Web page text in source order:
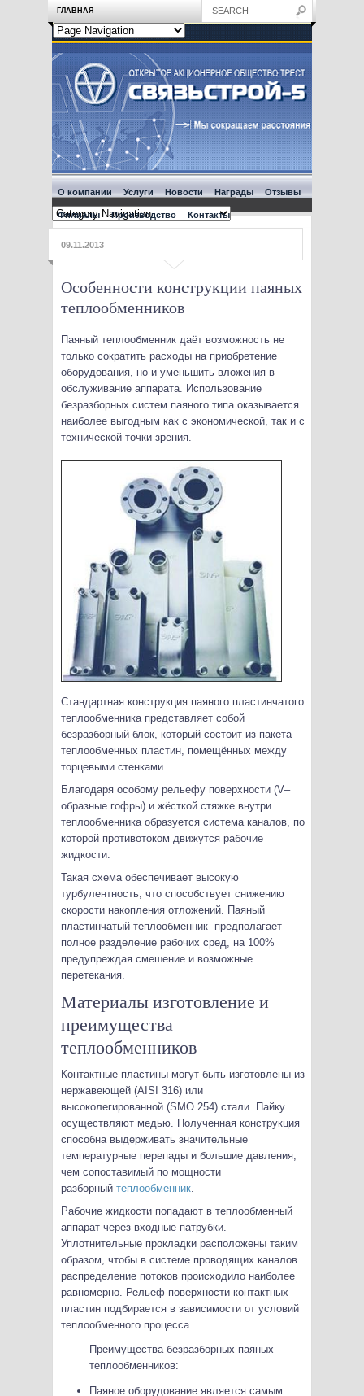
ГЛАВНАЯ
О компании Услуги Новости Награды Отзывы
Филиалы Производство Контакты
09.11.2013
Особенности конструкции паяных
теплообменников
Паяный теплообменник даёт возможность не
только сократить расходы на приобретение
оборудования, но и уменьшить вложения в
обслуживание аппарата. Использование
безразборных систем паяного типа оказывается
наиболее выгодным как с экономической, так и с
технической точки зрения.
Стандартная конструкция паяного пластинчатого
теплообменника представляет собой
безразборный блок, который состоит из пакета
теплообменных пластин, помещённых между
торцевыми стенками.
Благодаря особому рельефу поверхности (V–
образные гофры) и жёсткой стяжке внутри
теплообменника образуется система каналов, по
которой противотоком движутся рабочие
жидкости.
Такая схема обеспечивает высокую
турбулентность, что способствует снижению
скорости накопления отложений. Паяный
пластинчатый теплообменник предполагает
полное разделение рабочих сред, на 100%
предупреждая смешение и возможные
перетекания.
Материалы изготовление и
преимущества
теплообменников
Контактные пластины могут быть изготовлены из
нержавеющей (AISI 316) или
высоколегированной (SMO 254) стали. Пайку
осуществляют медью. Полученная конструкция
способна выдерживать значительные
температурные перепады и большие давления,
чем сопоставимый по мощности
разборный теплообменник.
Рабочие жидкости попадают в теплообменный
аппарат через входные патрубки.
Уплотнительные прокладки расположены таким
образом, чтобы в системе проводящих каналов
распределение потоков происходило наиболее
равномерно. Рельеф поверхности контактных
пластин подбирается в зависимости от условий
теплообменного процесса.
Преимущества безразборных паяных
теплообменников:
Паяное оборудование является самым